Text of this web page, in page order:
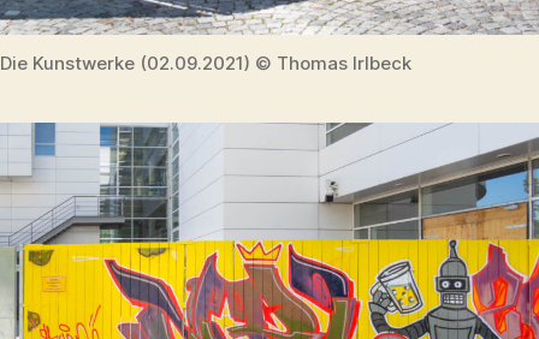
Die Kunstwerke (02.09.2021) © Thomas Irlbeck